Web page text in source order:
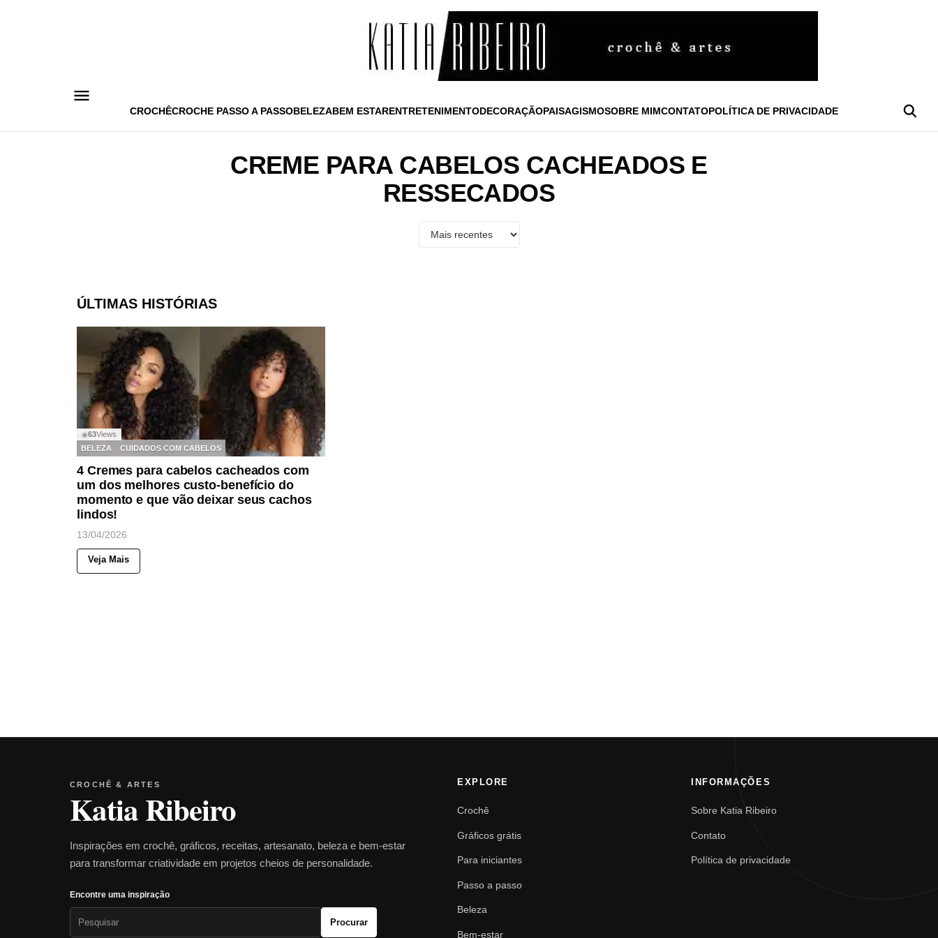
CROCHÊCROCHE PASSO A PASSOBELEZABEM ESTARENTRETENIMENTODECORAÇÃOPAISAGISMOSOBRE MIMCONTATOPOLÍTICA DE PRIVACIDADE
CREME PARA CABELOS CACHEADOS E
RESSECADOS
ÚLTIMAS HISTÓRIAS
◉63Views
BELEZA
CUIDADOS COM CABELOS
4 Cremes para cabelos cacheados com
um dos melhores custo-benefício do
momento e que vão deixar seus cachos
lindos!
13/04/2026
Veja Mais
CROCHÊ & ARTES
Katia Ribeiro
Inspirações em crochê, gráficos, receitas, artesanato, beleza e bem-estar
para transformar criatividade em projetos cheios de personalidade.
Encontre uma inspiração
Procurar
EXPLORE
Crochê
Gráficos grátis
Para iniciantes
Passo a passo
Beleza
Bem-estar
INFORMAÇÕES
Sobre Katia Ribeiro
Contato
Política de privacidade